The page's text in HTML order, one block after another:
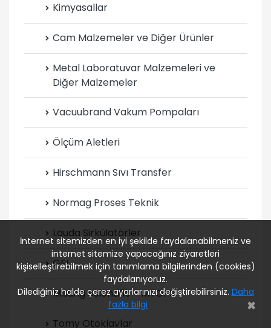
Kimyasallar
Cam Malzemeler ve Diğer Ürünler
Metal Laboratuvar Malzemeleri ve
Diğer Malzemeler
Vacuubrand Vakum Pompaları
Ölçüm Aletleri
Hirschmann Sıvı Transfer
Normag Proses Teknik
Lauda Sirkülatörler
GFL
Misung Scientific - MTOPS
Tomy Otoklavlar
İnternet sitemizden en iyi şekilde faydalanabilmeniz ve
internet sitemize yapacağınız ziyaretleri
kişiselleştirebilmek için tanımlama bilgilerinden (cookies)
faydalanıyoruz.
Dilediğiniz halde çerez ayarlarınızı değiştirebilirsiniz. Daha
fazla bilgi
×